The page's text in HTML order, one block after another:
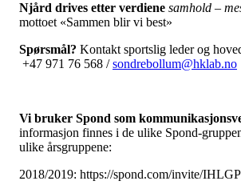
Njård drives etter verdiene samhold –
mottoet «Sammen blir vi best»
Spørsmål? Kontakt sportslig leder og
+47 971 76 568 /sondrebollum@hklab.no
Vi bruker Spond som
informasjon finnes i de ulike Spond-
ulike årsgruppene:
2018/2019: https://spond.com/invite/IHLGP